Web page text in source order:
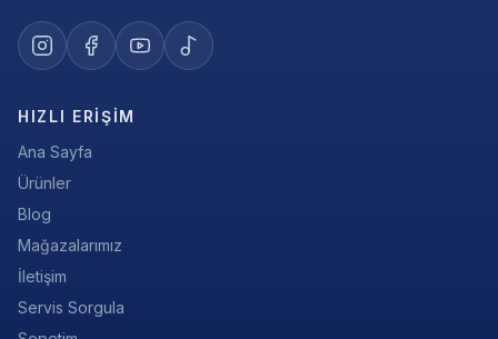
HIZLI ERIŞIM
Ana Sayfa
Ürünler
Blog
Mağazalarımız
İletişim
Servis Sorgula